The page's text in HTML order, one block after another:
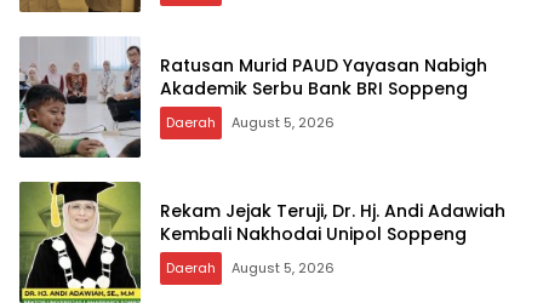
Ratusan Murid PAUD Yayasan Nabigh
Akademik Serbu Bank BRI Soppeng
Daerah August 5, 2026
Rekam Jejak Teruji, Dr. Hj. Andi Adawiah
Kembali Nakhodai Unipol Soppeng
Daerah August 5, 2026